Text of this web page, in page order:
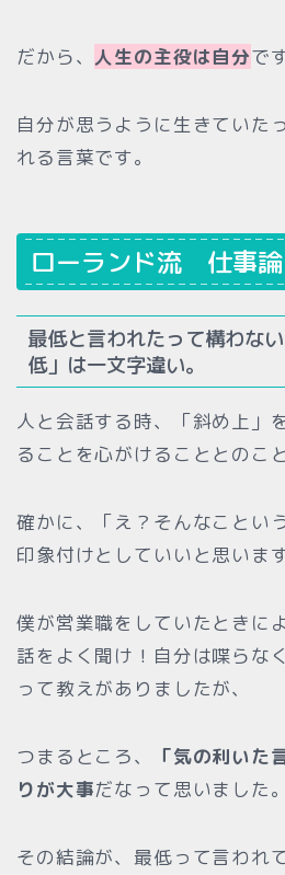
だから、 人生の主役は自分で
自分が思うように生きていた
れる言葉です。
ローランド流 仕事論
最低と言われたって構わな
低」は一文字違い。
人と会話する時、「斜め上」
ることを心がけることとのこ
確かに、「え？そんなことい
印象付けとしていいと思います
僕が営業職をしていたときに
話をよく聞け！自分は喋らな
って教えがありましたが、
つまるところ、
「気の利いた
りが大事だなって思いました。
その結論が、最低って言われ